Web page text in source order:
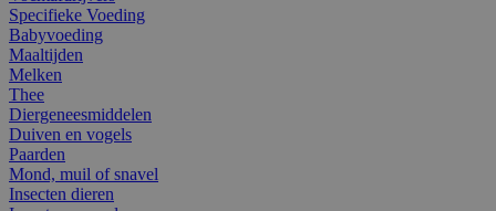
Specifieke Voeding
Babyvoeding
Maaltijden
Melken
Thee
Diergeneesmiddelen
Duiven en vogels
Paarden
Mond, muil of snavel
Insecten dieren